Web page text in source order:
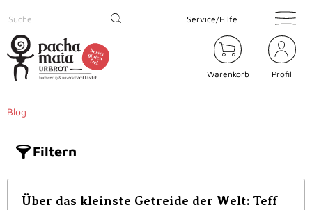
Service/Hilfe
Warenkorb Profil
Blog
Filtern
Über das kleinste Getreide der Welt: Teff